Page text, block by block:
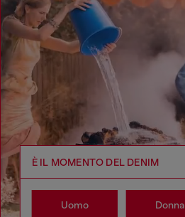
È IL MOMENTO DEL DENIM
Uomo Donna